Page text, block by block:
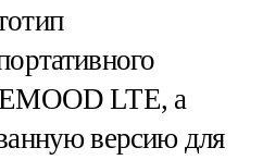
LTE, а
версию для